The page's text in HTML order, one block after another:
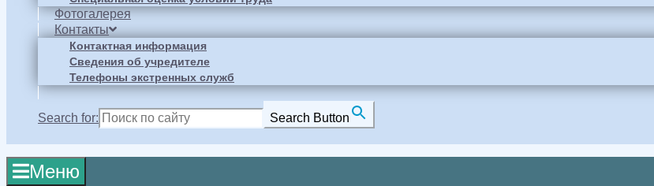
Фотогалерея
Контакты
Контактная информация
Сведения об учредителе
Телефоны экстренных служб
Search for: Search Button
Меню